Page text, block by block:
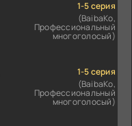
1-5 серия
(BaibaKo,
Профессиональный
многоголосый)
1-5 серия
(BaibaKo,
Профессиональный
многоголосый)